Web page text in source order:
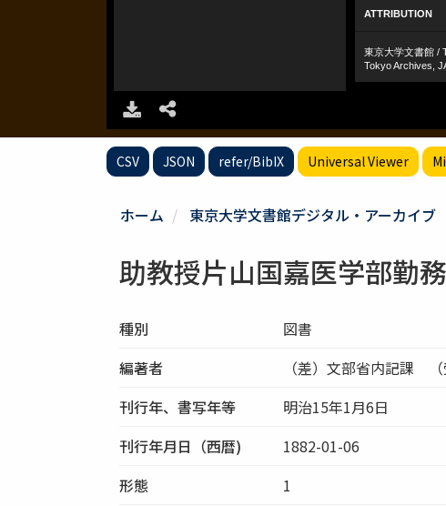
CSV JSON refer/BibIX Universal Viewer
ホーム 東京大学文書館デジタル・アーカイブ
助教授片山国嘉医学部勤
種別
図書
編著者
（差）文部省内記課
刊行年、書写年等
明治15年1月6日
刊行年月日（西暦)
1882-01-06
形態
1